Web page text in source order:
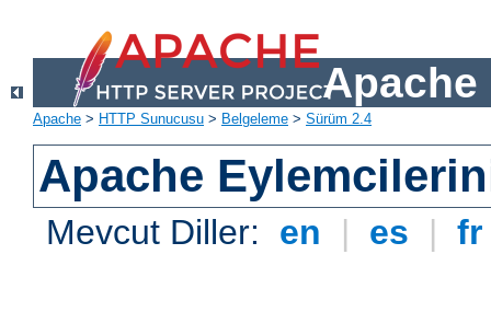
Apache
Apache > HTTP Sunucusu > Belgeleme > Sürüm 2.4
Apache
Mevcut Diller: en | es |